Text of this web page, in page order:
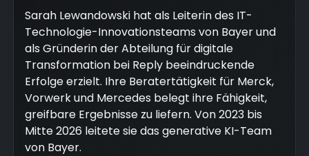
Sarah Lewandowski hat als Leiterin des IT-
Technologie-Innovationsteams von Bayer und
als Gründerin der Abteilung für digitale
Transformation bei Reply beeindruckende
Erfolge erzielt. Ihre Beratertätigkeit für Merck,
Vorwerk und Mercedes belegt ihre Fähigkeit,
greifbare Ergebnisse zu liefern. Von 2023 bis
Mitte 2026 leitete sie das generative KI-Team
von Bayer.